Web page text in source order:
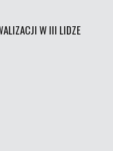
W III LIDZE